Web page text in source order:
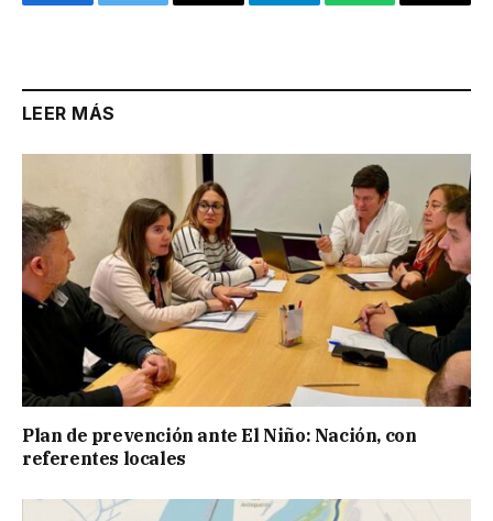
FacebookTwitter Email TelegramWhatsAppCopy
LEER MÁS
Plan de prevención ante El Niño: Nación, con
referentes locales